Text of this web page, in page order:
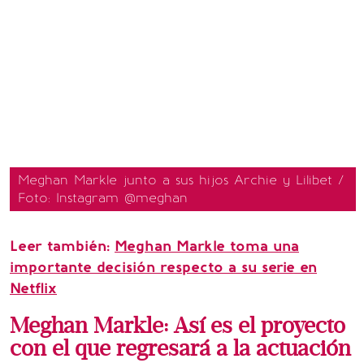
Meghan Markle junto a sus hijos Archie y Lilibet /
Foto: Instagram @meghan
Leer también: Meghan Markle toma una
importante decisión respecto a su serie en
Netflix
Meghan Markle: Así es el proyecto
con el que regresará a la actuación